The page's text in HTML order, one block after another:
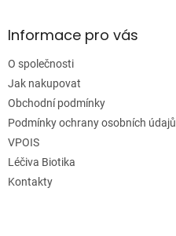
Informace pro vás
O společnosti
Jak nakupovat
Obchodní podmínky
Podmínky ochrany osobních údajů
VPOIS
Léčiva Biotika
Kontakty